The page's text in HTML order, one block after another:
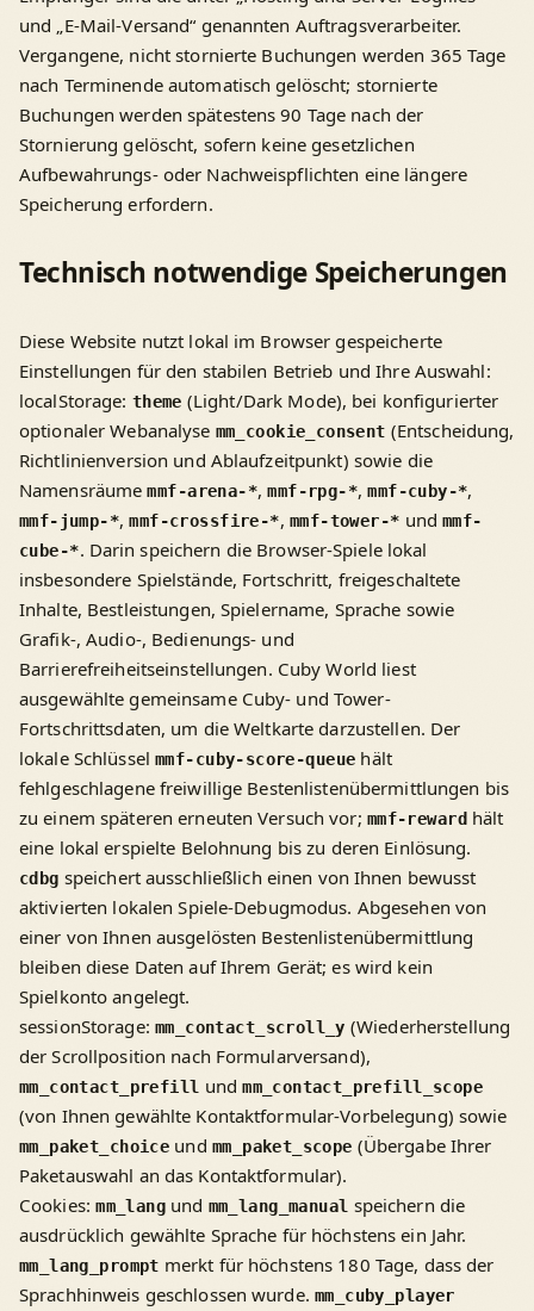
und „E-Mail-Versand“ genannten Auftragsverarbeiter.
Vergangene, nicht stornierte Buchungen werden 365 Tage
nach Terminende automatisch gelöscht; stornierte
Buchungen werden spätestens 90 Tage nach der
Stornierung gelöscht, sofern keine gesetzlichen
Aufbewahrungs- oder Nachweispflichten eine längere
Speicherung erfordern.
Technisch notwendige Speicherungen
Diese Website nutzt lokal im Browser gespeicherte
Einstellungen für den stabilen Betrieb und Ihre Auswahl:
localStorage: theme (Light/Dark Mode), bei konfigurierter
optionaler Webanalyse mm_cookie_consent (Entscheidung,
Richtlinienversion und Ablaufzeitpunkt) sowie die
Namensräumemmf-arena-*,mmf-rpg-*,mmf-cuby-*,
mmf-jump-*,mmf-crossfire-*, mmf-tower-* undmmf-
cube-*. Darin speichern die Browser-Spiele lokal
insbesondere Spielstände, Fortschritt, freigeschaltete
Inhalte, Bestleistungen, Spielername, Sprache sowie
Grafik-, Audio-, Bedienungs- und
Barrierefreiheitseinstellungen. Cuby World liest
ausgewählte gemeinsame Cuby- und Tower-
Fortschrittsdaten, um die Weltkarte darzustellen. Der
lokale Schlüsselmmf-cuby-score-queue hält
fehlgeschlagene freiwillige Bestenlistenübermittlungen bis
zu einem späteren erneuten Versuch vor; mmf-rewardhält
eine lokal erspielte Belohnung bis zu deren Einlösung.
cdbg speichert ausschließlich einen von Ihnen bewusst
aktivierten lokalen Spiele-Debugmodus. Abgesehen von
einer von Ihnen ausgelösten Bestenlistenübermittlung
bleiben diese Daten auf Ihrem Gerät; es wird kein
Spielkonto angelegt.
sessionStorage: mm_contact_scroll_y (Wiederherstellung
der Scrollposition nach Formularversand),
mm_contact_prefill undmm_contact_prefill_scope
(von Ihnen gewählte Kontaktformular-Vorbelegung) sowie
mm_paket_choice und mm_paket_scope (Übergabe Ihrer
Paketauswahl an das Kontaktformular).
Cookies:mm_lang und mm_lang_manual speichern die
ausdrücklich gewählte Sprache für höchstens ein Jahr.
mm_lang_prompt merkt für höchstens 180 Tage, dass der
Sprachhinweis geschlossen wurde. mm_cuby_player